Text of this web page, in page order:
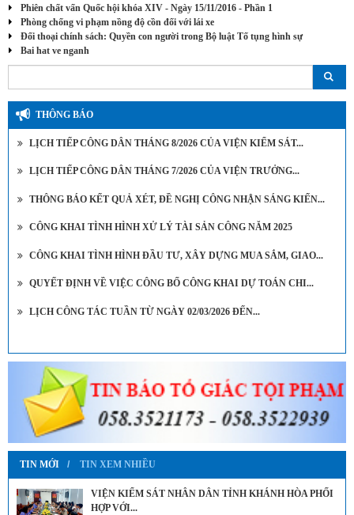
Phiên chất vấn Quốc hội khóa XIV - Ngày 15/11/2016 - Phần 1
Phòng chống vi phạm nồng độ cồn đối với lái xe
Đối thoại chính sách: Quyền con người trong Bộ luật Tố tụng hình sự
Bai hat ve nganh
THÔNG BÁO
LỊCH TIẾP CÔNG DÂN THÁNG 8/2026 CỦA VIỆN KIỂM SÁT...
LỊCH TIẾP CÔNG DÂN THÁNG 7/2026 CỦA VIỆN TRƯỞNG...
THÔNG BÁO KẾT QUẢ XÉT, ĐỀ NGHỊ CÔNG NHẬN SÁNG KIẾN...
CÔNG KHAI TÌNH HÌNH XỬ LÝ TÀI SẢN CÔNG NĂM 2025
CÔNG KHAI TÌNH HÌNH ĐẦU TƯ, XÂY DỰNG MUA SẮM, GIAO...
QUYẾT ĐỊNH VỀ VIỆC CÔNG BỐ CÔNG KHAI DỰ TOÁN CHI...
LỊCH CÔNG TÁC TUẦN TỪ NGÀY 02/03/2026 ĐẾN...
TIN MỚI TIN XEM NHIỀU
VIỆN KIỂM SÁT NHÂN DÂN TỈNH KHÁNH HÒA PHỐI
HỢP VỚI...